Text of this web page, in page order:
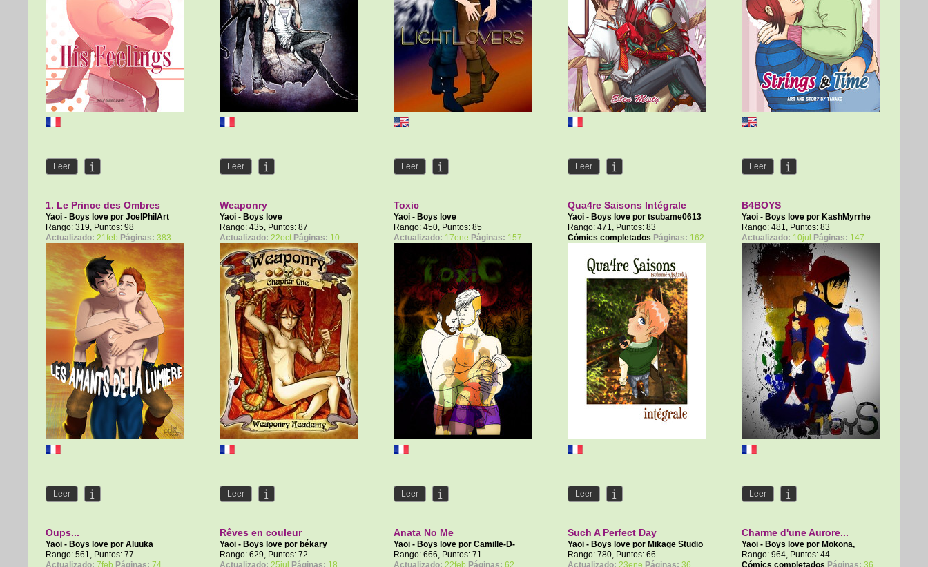
Leer Leer Leer Leer Leer
1. Le Prince des Ombres
Yaoi - Boys love porJoelPhilArt
Rango: 319, Puntos: 98
Actualizado: 21feb Páginas: 383
Leer
Weaponry
Yaoi - Boys love
Rango: 435, Puntos: 87
Actualizado: 22oct Páginas: 10
Leer
Toxic
Yaoi - Boys love
Rango: 450, Puntos: 85
Actualizado: 17ene Páginas: 157
Leer
Qua4re Saisons Intégrale
Yaoi - Boys love portsubame0613
Rango: 471, Puntos: 83
Cómics completados Páginas: 162
Leer
B4BOYS
Yaoi - Boys love por KashMyrrhe
Rango: 481, Puntos: 83
Actualizado: 10jul Páginas: 147
Leer
Oups...
Yaoi - Boys love porAluuka
Rango: 561, Puntos: 77
Actualizado: 7feb Páginas: 74
Rêves en couleur
Yaoi - Boys love por békary
Rango: 629, Puntos: 72
Actualizado: 25jul Páginas: 18
Anata No Me
Yaoi - Boys love porCamille-D-
Bunny
Rango: 666, Puntos: 71
Actualizado: 22feb Páginas: 62
Such A Perfect Day
Yaoi - Boys love por Mikage Studio
Rango: 780, Puntos: 66
Actualizado: 23ene Páginas: 36
Charme d'une Aurore...
Yaoi - Boys love por Mokona,
Magical Marmotte
Rango: 964, Puntos: 44
Cómics completados Páginas: 36